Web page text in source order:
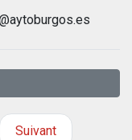
Suivant